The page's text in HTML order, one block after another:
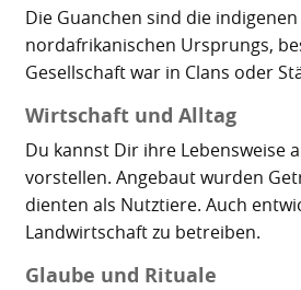
Die Guanchen sind die
nordafrikanischen Ursprungs,
Gesellschaft war in Clans oder
Wirtschaft und Alltag
Du kannst Dir ihre Lebensweise
vorstellen. Angebaut wurden
dienten als Nutztiere. Auch
Landwirtschaft zu betreiben.
Glaube und Rituale